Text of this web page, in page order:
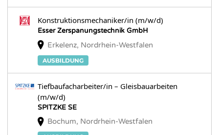
Konstruktionsmechaniker/in (m/w/d)
Esser Zerspanungstechnik GmbH
Erkelenz, Nordrhein-Westfalen
AUSBILDUNG
Tiefbaufacharbeiter/in – Gleisbauarbeiten
(m/w/d)
SPITZKE SE
Bochum, Nordrhein-Westfalen